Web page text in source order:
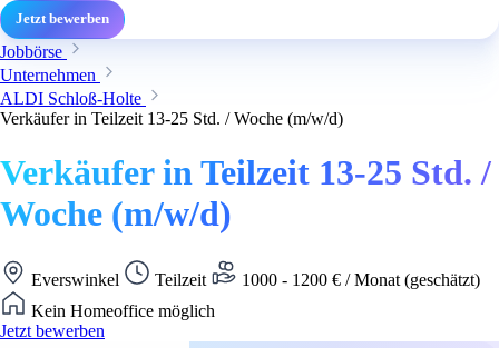
Jetzt bewerben
Jobbörse
Unternehmen
ALDI Schloß-Holte
Verkäufer in Teilzeit 13-25 Std. / Woche (m/w/d)
Verkäufer in Teilzeit 13-25 Std. /
Woche (m/w/d)
Everswinkel Teilzeit
1000 - 1200 € / Monat (geschätzt)
Kein Homeoffice möglich
Jetzt bewerben